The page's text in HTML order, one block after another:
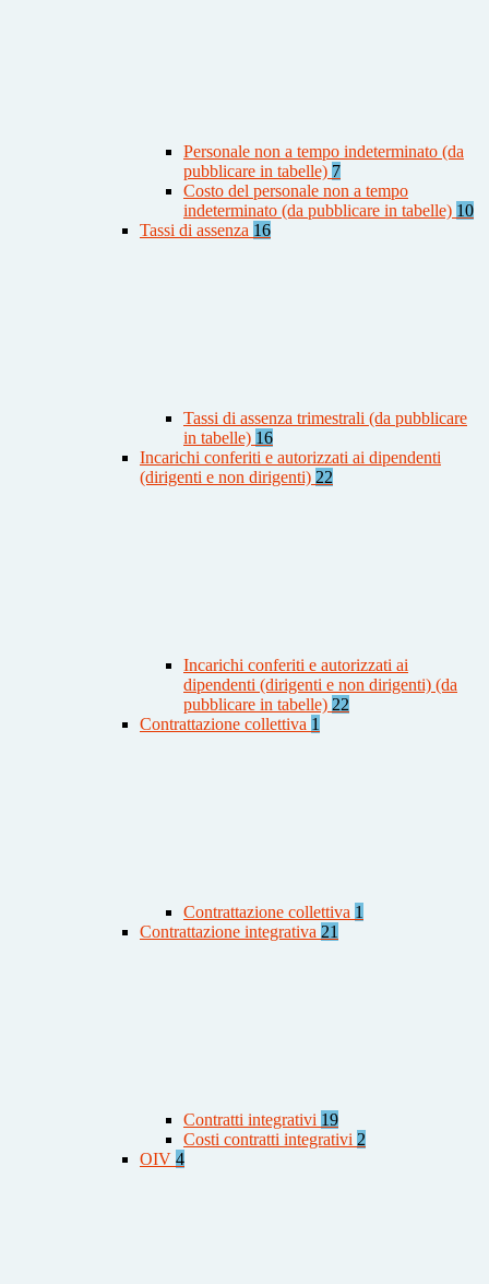
Personale non a tempo indeterminato (da
pubblicare in tabelle) 7
Costo del personale non a tempo
indeterminato (da pubblicare in tabelle) 10
Tassi di assenza 16
Tassi di assenza trimestrali (da pubblicare
in tabelle) 16
Incarichi conferiti e autorizzati ai dipendenti
(dirigenti e non dirigenti) 22
Incarichi conferiti e autorizzati ai
dipendenti (dirigenti e non dirigenti) (da
pubblicare in tabelle) 22
Contrattazione collettiva 1
Contrattazione collettiva 1
Contrattazione integrativa 21
Contratti integrativi 19
Costi contratti integrativi 2
OIV 4